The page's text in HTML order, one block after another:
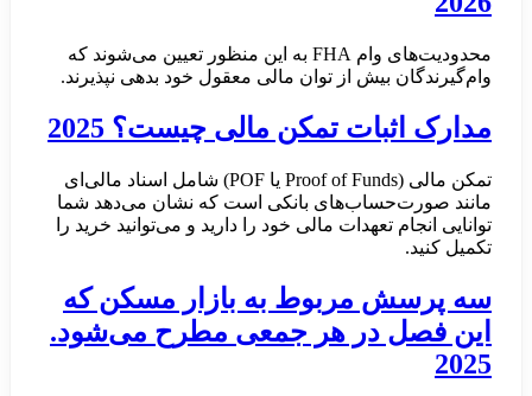
محدودیت‌های وام FHA به این منظور تعیین می‌شوند که
وام‌گیرندگان بیش از توان مالی معقول خود بدهی نپذیرند.
مدارک اثبات تمکن مالی چیست؟ 2025
تمکن مالی (Proof of Funds یا POF) شامل اسناد مالی‌ای
مانند صورت‌حساب‌های بانکی است که نشان می‌دهد شما
توانایی انجام تعهدات مالی خود را دارید و می‌توانید خرید را
تکمیل کنید.
سه پرسش مربوط به بازار مسکن که
این فصل در هر جمعی مطرح می‌شود.
2025